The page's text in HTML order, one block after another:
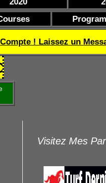
! Laissez un
Visitez Mes